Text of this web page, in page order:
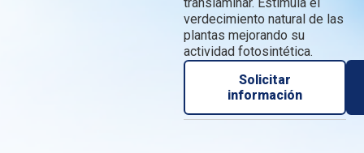
verdecimiento natural de las
plantas mejorando su
actividad fotosintética.
Solicitar
información